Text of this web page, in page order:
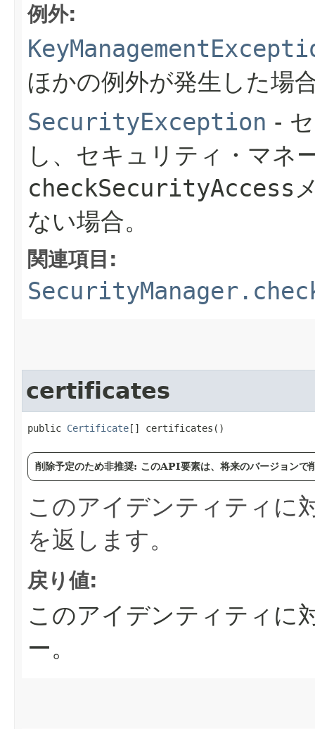
例外:
ほかの例外が発生した場
SecurityException -
し、セキュリティ・マネ
checkSecurityAccess
ない場合。
関連項目:
certificates
public Certificate [] certificates()
削除予定のため非推奨: このAPI要素は、将来のバージョンで
このアイデンティティに
を返します。
戻り値:
このアイデンティティに
ー。